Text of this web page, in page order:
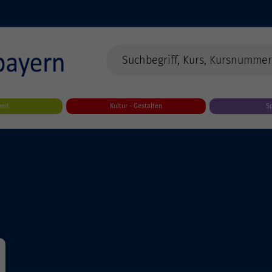
Kultur - Gestalten